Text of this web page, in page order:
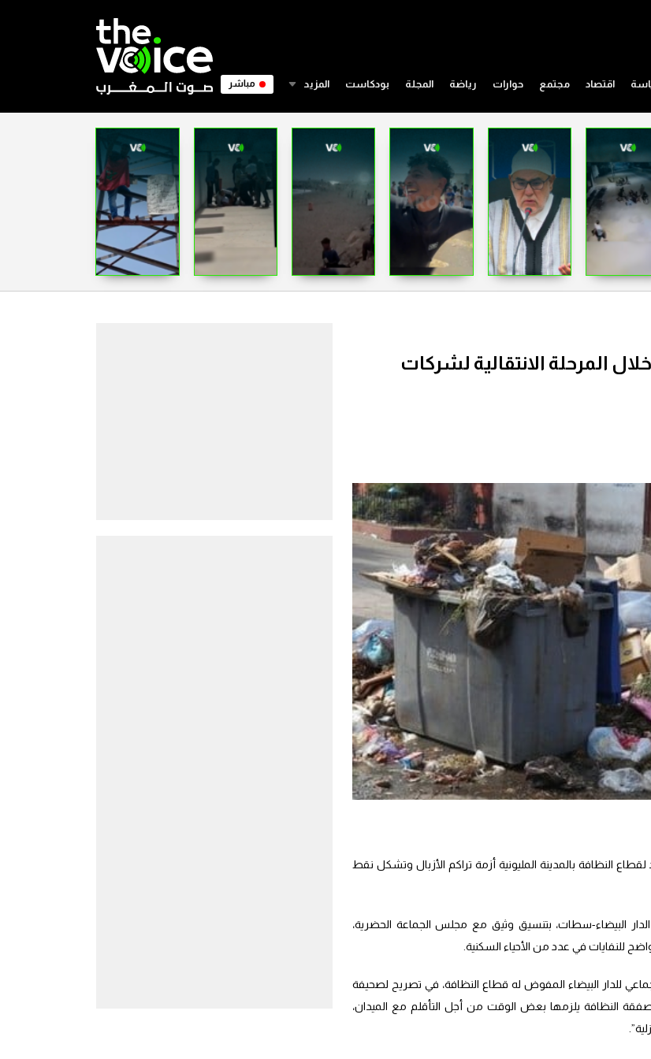
اقتصاد مجتمع حوارات رياضة المجلة بودكاست المزيد مباشر
خلال المرحلة الانتقالية لشركات
لقطاع النظافة بالمدينة المليونية أزمة تراكم الأزبال وتشكل نقط
البيضاء-سطات، بتنسيق وثيق مع مجلس الجماعة الحضرية،
للنفايات في عدد من الأحياء السكنية.
للدار البيضاء المفوض له قطاع النظافة، في تصريح لصحيفة
النظافة يلزمها بعض الوقت من أجل التأقلم مع الميدان،